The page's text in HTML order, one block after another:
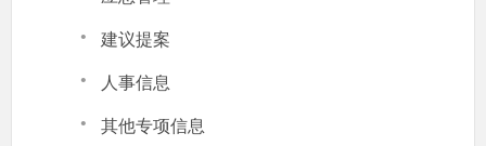
· 建议提案
· 人事信息
· 其他专项信息